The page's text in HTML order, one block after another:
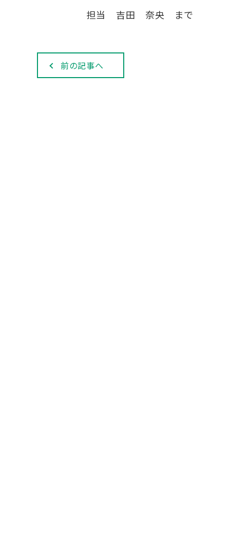
担当 吉田 奈央 まで
前の記事へ